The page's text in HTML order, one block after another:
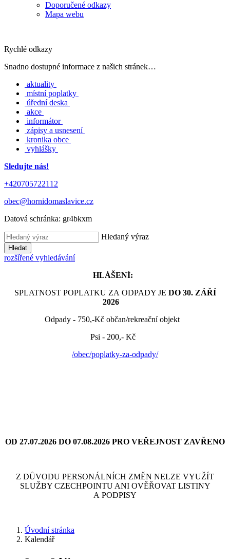
Doporučené odkazy
Mapa webu
Rychlé odkazy
Snadno dostupné informace z našich stránek…
aktuality
místní poplatky
úřední deska
akce
informátor
zápisy a usnesení
kronika obce
vyhlášky
Sledujte nás!
+420705722112
obec@hornidomaslavice.cz
Datová schránka: gr4bkxm
Hledaný výraz
Hledat
rozšířené vyhledávání
HLÁŠENÍ:
SPLATNOST POPLATKU ZA ODPADY JE DO 30. ZÁŘÍ
2026
Odpady - 750,-Kč občan/rekreační objekt
Psi - 200,- Kč
/obec/poplatky-za-odpady/
OD 27.07.2026 DO 07.08.2026 PRO VEŘEJNOST ZAVŘENO
Z DŮVODU PERSONÁLNÍCH ZMĚN NELZE VYUŽÍT
SLUŽBY CZECHPOINTU ANI OVĚŘOVAT LISTINY
A PODPISY
Úvodní stránka
Kalendář